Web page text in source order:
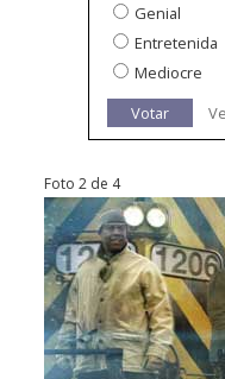
Genial
Entretenida
Mediocre
Votar
Foto 2 de 4